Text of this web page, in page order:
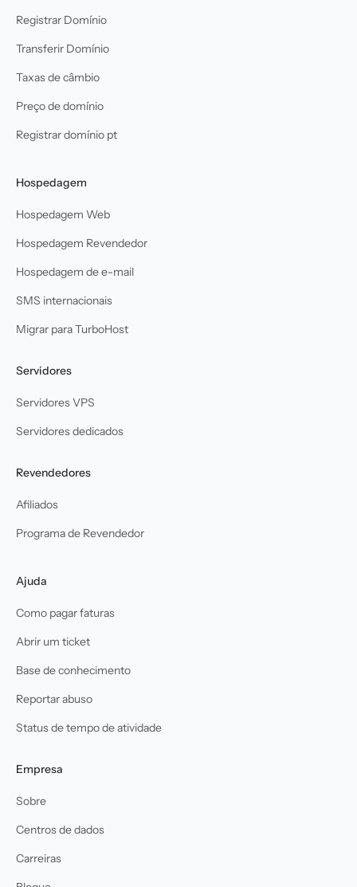
Registrar Domínio
Transferir Domínio
Taxas de câmbio
Preço de domínio
Registrar domínio pt
Hospedagem
Hospedagem Web
Hospedagem Revendedor
Hospedagem de e-mail
SMS internacionais
Migrar para TurboHost
Servidores
Servidores VPS
Servidores dedicados
Revendedores
Afiliados
Programa de Revendedor
Ajuda
Como pagar faturas
Abrir um ticket
Base de conhecimento
Reportar abuso
Status de tempo de atividade
Empresa
Sobre
Centros de dados
Carreiras